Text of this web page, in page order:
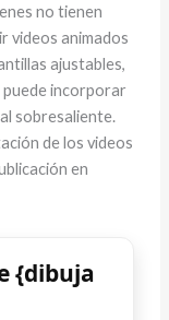
no tienen
videos animados
ajustables,
puede incorporar
sobresaliente.
de los videos
en
{dibuja